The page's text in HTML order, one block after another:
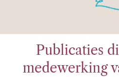
Publicaties
medewerking